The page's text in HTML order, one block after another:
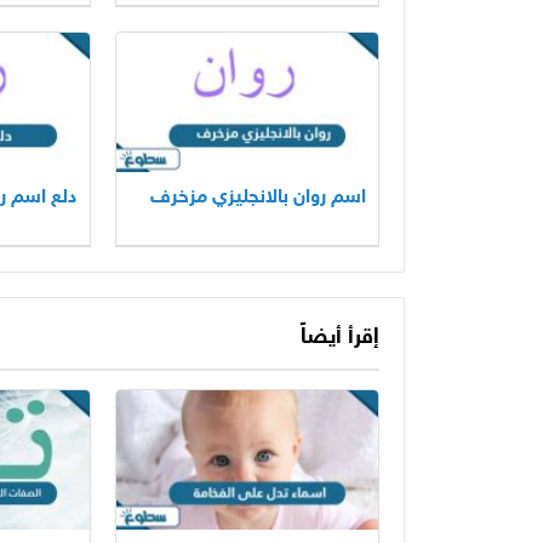
اسم روان بالانجليزي مزخرف دلع اسم
إقرأ أيضاً